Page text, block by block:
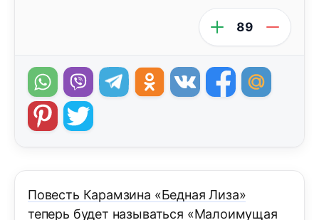
89
Повесть Карамзина «Бедная Лиза»
теперь будет называться «Малоимущая